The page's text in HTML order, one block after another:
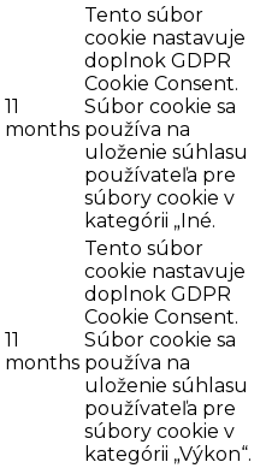
11
months
Tento súbor
cookie nastavuje
doplnok GDPR
Cookie Consent.
Súbor cookie sa
používa na
uloženie súhlasu
používateľa pre
súbory cookie v
kategórii „Iné.
11
months
Tento súbor
cookie nastavuje
doplnok GDPR
Cookie Consent.
Súbor cookie sa
používa na
uloženie súhlasu
používateľa pre
súbory cookie v
kategórii „Výkon“.